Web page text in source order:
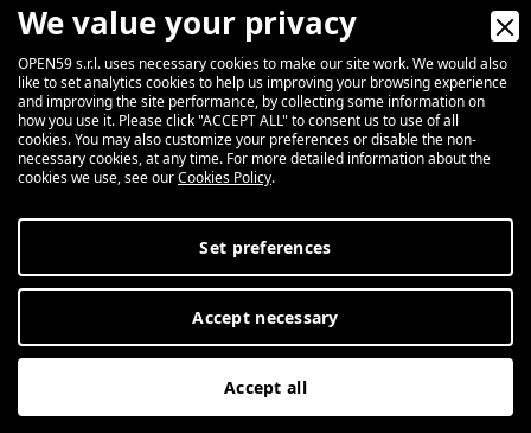
Dernières
réalisations
Matériaux
Communication
News
Salons et
Catalogues
Agence
CERTIFICATIONS
Histoire
Valeurs
Info
Rejoignez-nous
Digital Marketing
Privacy Policy
We value your privacy
OPEN59 s.r.l. uses necessary cookies to make our site work. We would also
like to set analytics cookies to help us improving your browsing experience
and improving the site performance, by collecting some information on
how you use it. Please click "ACCEPT ALL" to consent us to use of all
cookies. You may also customize your preferences or disable the non-
necessary cookies, at any time. For more detailed information about the
cookies we use, see ourCookies Policy.
Set preferences
Accept necessary
Accept all